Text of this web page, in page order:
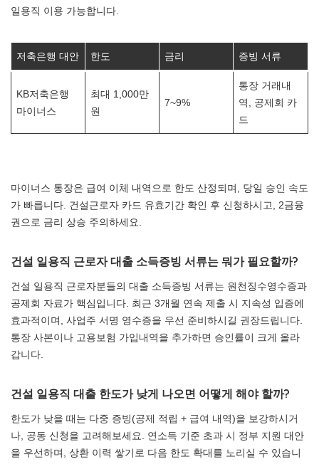
일용직 이용 가능합니다.
저축은행 대안 한도 금리 증빙 서류
KB저축은행
마이너스
최대 1,000만
원
7~9%
통장 거래내
역, 공제회 카
드
마이너스 통장은 급여 이체 내역으로 한도 산정되며, 당일 승인 속도
가 빠릅니다. 건설근로자 카드 유효기간 확인 후 신청하시고, 2금융
권으로 금리 상승 주의하세요.
건설 일용직 근로자 대출 소득증빙 서류는 뭐가 필요할까?
건설 일용직 근로자분들의 대출 소득증빙 서류는 원천징수영수증과
공제회 자료가 핵심입니다. 최근 3개월 연속 제출 시 지속성 입증에
효과적이며, 사업주 서명 영수증을 우선 준비하시길 권장드립니다.
통장 사본이나 고용보험 가입내역을 추가하면 승인률이 크게 올라
갑니다.
건설 일용직 대출 한도가 낮게 나오면 어떻게 해야 할까?
한도가 낮을 때는 다중 증빙(공제 적립 + 급여 내역)을 보강하시거
나, 공동 신청을 고려해보세요. 연소득 기준 초과 시 정부 지원 대안
을 우선하며, 상환 이력 쌓기로 다음 한도 확대를 노리실 수 있습니